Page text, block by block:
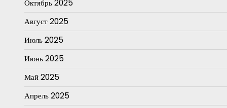
Октябрь 2025
Август 2025
Июль 2025
Июнь 2025
Май 2025
Апрель 2025